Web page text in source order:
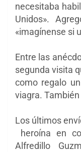
necesitaba
Unidos».
«imagínense si
Entre las
segunda visita
como regalo
viagra. También
Los últimos
heroína en
Alfredillo